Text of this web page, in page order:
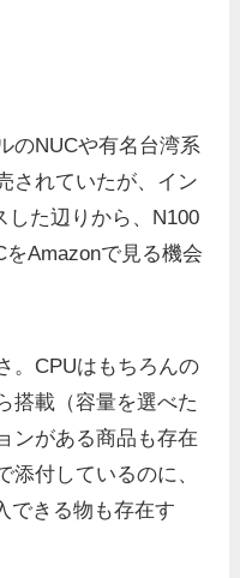
のNUCや有名台湾系
されていたが、イン
した辺りから、N100
Amazonで見る機会
。CPUはもちろんの
搭載（容量を選べた
ンがある商品も存在
添付しているのに、
できる物も存在す